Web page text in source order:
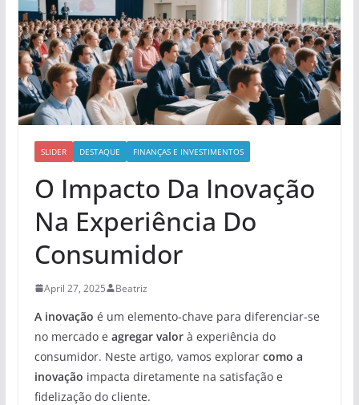
SLIDER DESTAQUE FINANÇAS E INVESTIMENTOS
O Impacto Da Inovação
Na Experiência Do
Consumidor
April 27, 2025 Beatriz
A inovação é um elemento-chave para diferenciar-se
no mercado e agregar valorà experiência do
consumidor. Neste artigo, vamos explorar como a
inovação impacta diretamente na satisfação e
fidelização do cliente.